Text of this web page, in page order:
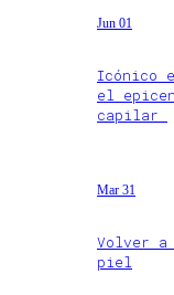
Jun 01
Icónico
el
capilar
Mar 31
Volver
piel